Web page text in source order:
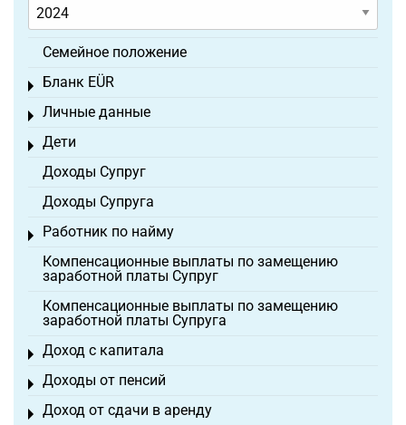
Семейное положение
Бланк EÜR
Toggle menu
Личные данные
Toggle menu
Дети
Toggle menu
Доходы Супруг
Доходы Супруга
Работник по найму
Toggle menu
Компенсационные выплаты по замещению
заработной платы Супруг
Компенсационные выплаты по замещению
заработной платы Супруга
Доход с капитала
Toggle menu
Доходы от пенсий
Toggle menu
Доход от сдачи в аренду
Toggle menu